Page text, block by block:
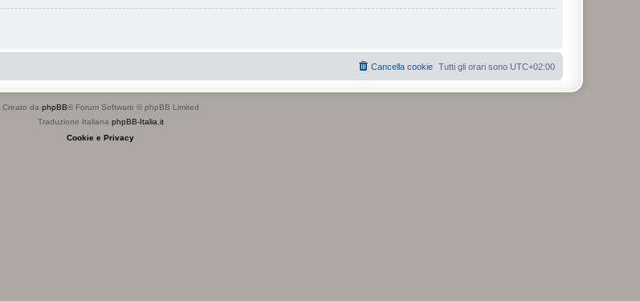
Tutti gli orari sono UTC+02:00
Cancella cookie
Creato da phpBB® Forum Software © phpBB Limited
Traduzione Italiana phpBB-Italia.it
Cookie e Privacy